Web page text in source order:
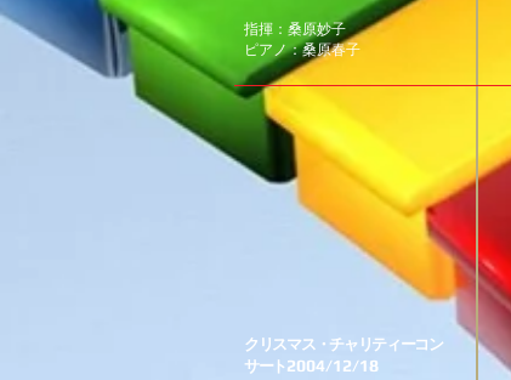
指揮：桑原妙子
ピアノ：桑原春子
クリスマス・チャリティーコン
サート 2004/12/18